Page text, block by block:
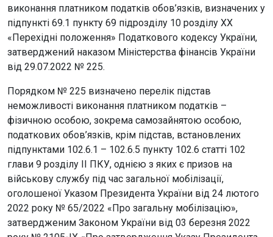
виконання платником податків обов’язків, визначених у
підпункті 69.1 пункту 69 підрозділу 10 розділу XX
«Перехідні положення» Податкового кодексу України,
затверджений наказом Міністерства фінансів України
від 29.07.2022 № 225.
Порядком № 225 визначено перелік підстав
неможливості виконання платником податків –
фізичною особою, зокрема самозайнятою особою,
податкових обов’язків, крім підстав, встановлених
підпунктами 102.6.1 – 102.6.5 пункту 102.6 статті 102
глави 9 розділу II ПКУ, однією з яких є призов на
військову службу під час загальної мобілізації,
оголошеної Указом Президента України від 24 лютого
2022 року № 65/2022 «Про загальну мобілізацію»,
затвердженим Законом України від 03 березня 2022